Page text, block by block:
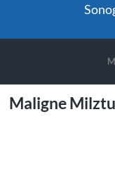
Maligne